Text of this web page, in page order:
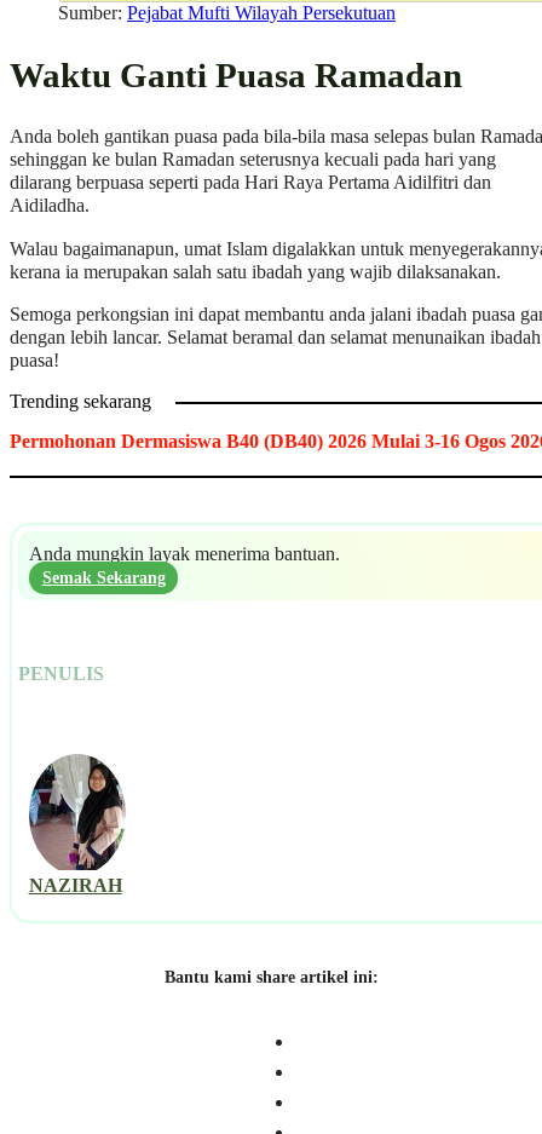
Sumber: Pejabat Mufti Wilayah Persekutuan
Waktu Ganti Puasa Ramadan
Anda boleh gantikan puasa pada bila-bila masa selepas bulan
sehinggan ke bulan Ramadan seterusnya kecuali pada hari yang
dilarang berpuasa seperti pada Hari Raya Pertama Aidilfitri dan
Aidiladha.
Walau bagaimanapun, umat Islam digalakkan untuk
kerana ia merupakan salah satu ibadah yang wajib dilaksanakan.
Semoga perkongsian ini dapat membantu anda jalani ibadah puasa
dengan lebih lancar. Selamat beramal dan selamat menunaikan ibadah
puasa!
Trending sekarang
Permohonan Dermasiswa B40 (DB40) 2026 Mulai 3-16 Ogos
Anda mungkin layak menerima bantuan.
Semak Sekarang
PENULIS
NAZIRAH
Bantu kami share artikel ini: